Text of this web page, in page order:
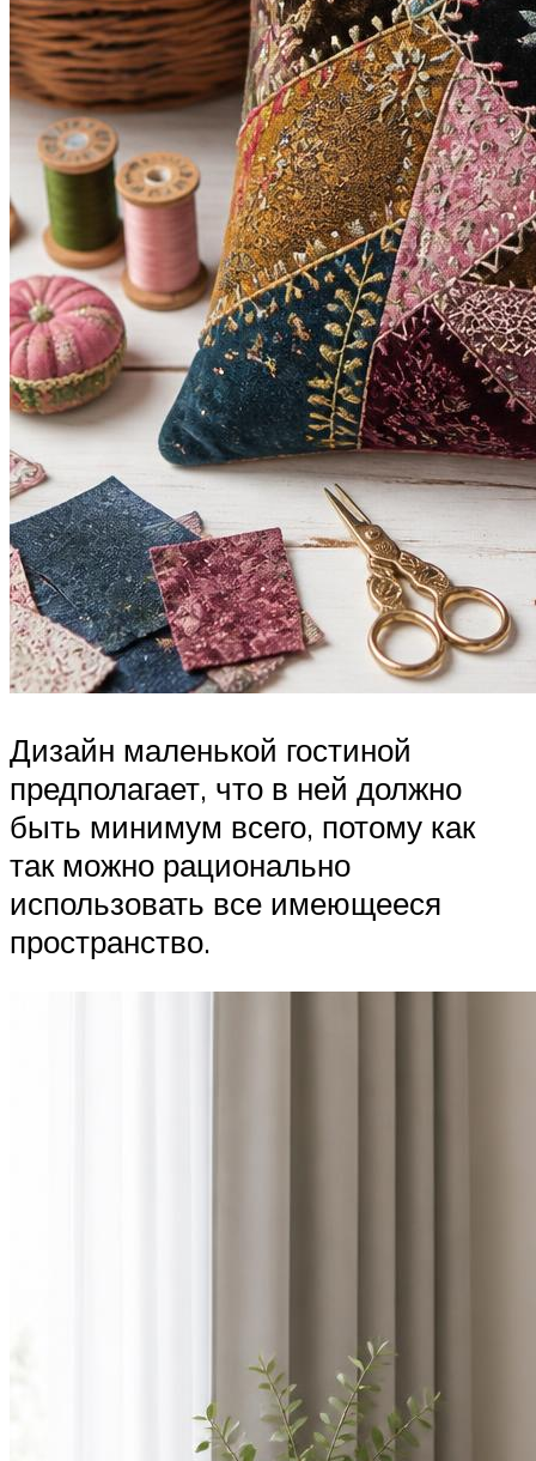
Дизайн маленькой гостиной
предполагает, что в ней должно
быть минимум всего, потому как
так можно рационально
использовать все имеющееся
пространство.